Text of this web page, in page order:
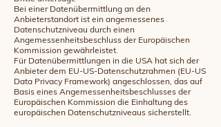
Bei einer Datenübermittlung an den
Anbieterstandort ist ein angemessenes
Datenschutzniveau durch einen
Angemessenheitsbeschluss der Europäischen
Kommission gewährleistet.
Für Datenübermittlungen in die USA hat sich der
Anbieter dem EU-US-Datenschutzrahmen (EU-US
Data Privacy Framework) angeschlossen, das auf
Basis eines Angemessenheitsbeschlusses der
Europäischen Kommission die Einhaltung des
europäischen Datenschutzniveaus sicherstellt.